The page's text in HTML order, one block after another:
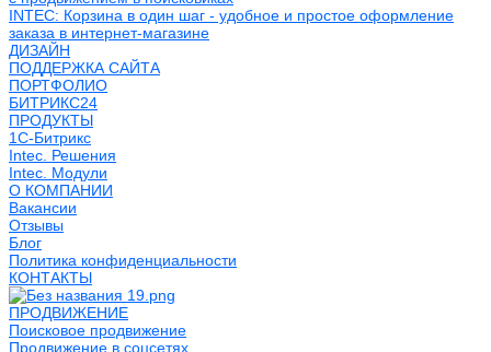
INTEC: Корзина в один шаг - удобное и простое оформление
заказа в интернет-магазине
ДИЗАЙН
ПОДДЕРЖКА САЙТА
ПОРТФОЛИО
БИТРИКС24
ПРОДУКТЫ
1С-Битрикс
Intec. Решения
Intec. Модули
О КОМПАНИИ
Вакансии
Отзывы
Блог
Политика конфиденциальности
КОНТАКТЫ
ПРОДВИЖЕНИЕ
Поисковое продвижение
Продвижение в соцсетях